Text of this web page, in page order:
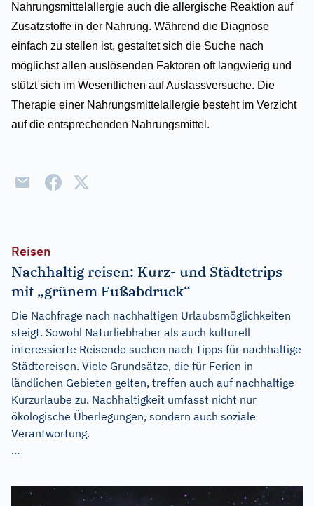
Nahrungsmittelallergie auch die allergische Reaktion auf
Zusatzstoffe in der Nahrung. Während die Diagnose
einfach zu stellen ist, gestaltet sich die Suche nach
möglichst allen auslösenden Faktoren oft langwierig und
stützt sich im Wesentlichen auf Auslassversuche. Die
Therapie einer Nahrungsmittelallergie besteht im Verzicht
auf die entsprechenden Nahrungsmittel.
Reisen
Nachhaltig reisen: Kurz- und Städtetrips
mit „grünem Fußabdruck“
Die Nachfrage nach nachhaltigen Urlaubsmöglichkeiten
steigt. Sowohl Naturliebhaber als auch kulturell
interessierte Reisende suchen nach Tipps für nachhaltige
Städtereisen. Viele Grundsätze, die für Ferien in
ländlichen Gebieten gelten, treffen auch auf nachhaltige
Kurzurlaube zu. Nachhaltigkeit umfasst nicht nur
ökologische Überlegungen, sondern auch soziale
Verantwortung.
...